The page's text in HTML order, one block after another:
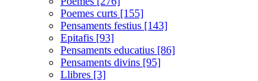
Poemes curts [155]
Pensaments festius [143]
Epitafis [93]
Pensaments educatius [86]
Pensaments divins [95]
Llibres [3]